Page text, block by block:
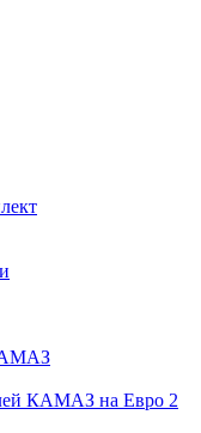
КАМАЗ на Евро 2